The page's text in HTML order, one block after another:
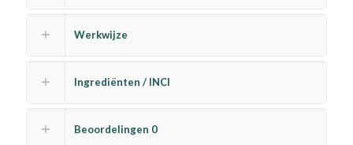
Werkwijze
Ingrediënten / INCI
Beoordelingen 0